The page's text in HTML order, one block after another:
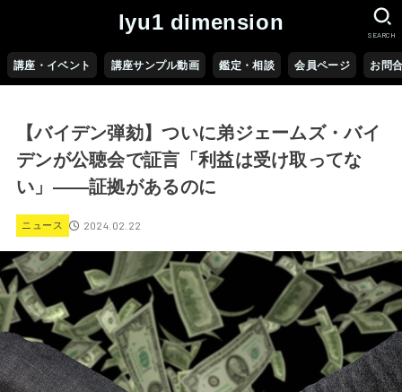
lyu1 dimension
講座・イベント 講座サンプル動画 鑑定・相談 会員ページ お問
SEARCH
【バイデン弾劾】ついに弟ジェームズ・バイ
デンが公聴会で証言「利益は受け取ってな
い」――証拠があるのに
ニュース 2024.02.22